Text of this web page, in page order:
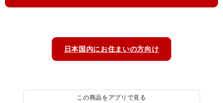
日本国内にお住まいの方向け
この商品をアプリで見る